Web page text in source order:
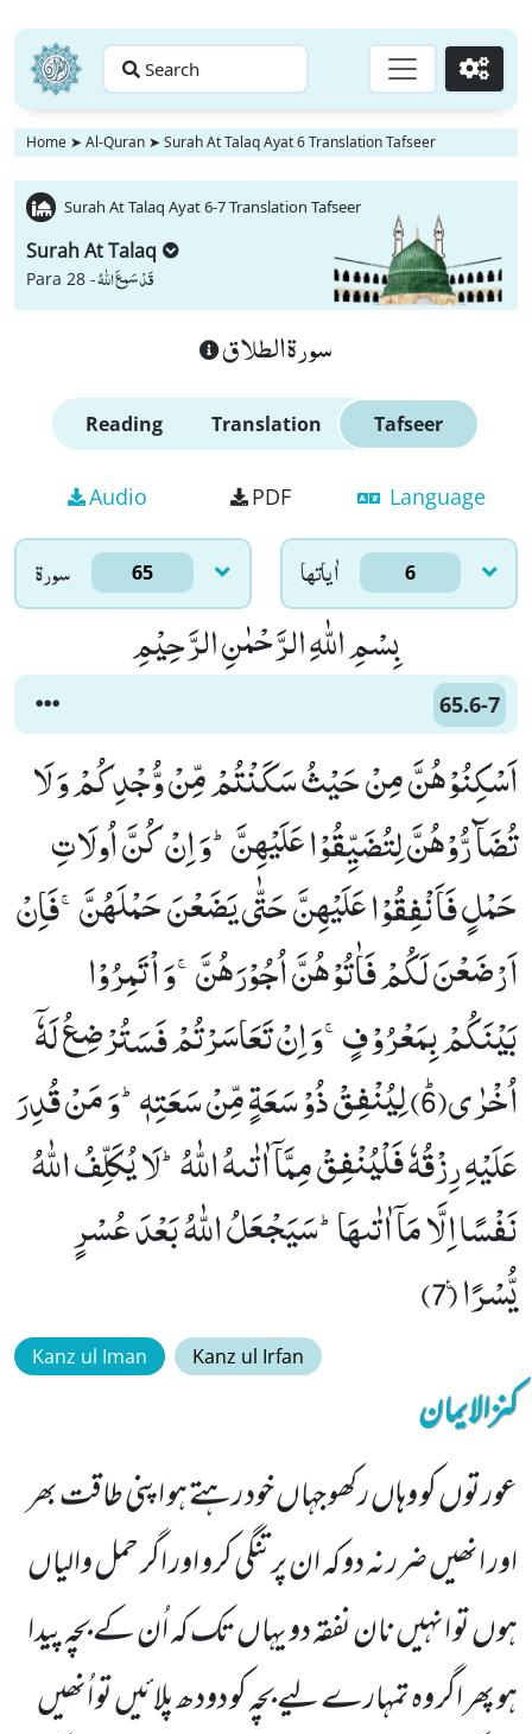
Search Go
Home ➤ Al-Quran ➤ Surah At Talaq Ayat 6 Translation Tafseer
Surah At Talaq Ayat 6-7 Translation Tafseer
Surah At Talaq
Para 28 -قَدْ سَمِعَ اللّٰهُ
سورة الطلاق
Reading Translation Tafseer
Audio PDF Language
سورۃ 65 اٰياتها 6
بِسْمِ اللّٰهِ الرَّحْمٰنِ الرَّحِیْمِ
65.6-7
اَسْكِنُوْهُنَّ مِنْ حَیْثُ سَكَنْتُمْ مِّنْ وُّجْدِكُمْ وَ لَا
تُضَآرُّوْهُنَّ لِتُضَیِّقُوْا عَلَیْهِنَّؕ-وَ اِنْ كُنَّ اُولَاتِ
حَمْلٍ فَاَنْفِقُوْا عَلَیْهِنَّ حَتّٰى یَضَعْنَ حَمْلَهُنَّۚ-فَاِنْ
اَرْضَعْنَ لَكُمْ فَاٰتُوْهُنَّ اُجُوْرَهُنَّۚ-وَ اْتَمِرُوْا
بَیْنَكُمْ بِمَعْرُوْفٍۚ-وَ اِنْ تَعَاسَرْتُمْ فَسَتُرْضِعُ لَهٗۤ
اُخْرٰىﭤ(6) لِیُنْفِقْ ذُوْ سَعَةٍ مِّنْ سَعَتِهٖؕ-وَ مَنْ قُدِرَ
عَلَیْهِ رِزْقُهٗ فَلْیُنْفِقْ مِمَّاۤ اٰتٰىهُ اللّٰهُؕ-لَا یُكَلِّفُ اللّٰهُ
نَفْسًا اِلَّا مَاۤ اٰتٰىهَاؕ-سَیَجْعَلُ اللّٰهُ بَعْدَ عُسْرٍ
یُّسْرًا۠ (7)
Kanz ul Iman Kanz ul Irfan
کنزالایمان
عورتوں کو وہاں رکھو جہاں خود رہتے ہو اپنی طاقت بھر
اور انھیں ضرر نہ دو کہ ان پر تنگی کرو اور اگر حمل والیاں
ہوں تو انہیں نان نفقہ دو یہاں تک کہ اُن کے بچہ پیدا
ہو پھر اگر وہ تمہارے لیے بچہ کو دودھ پلائیں تو اُنھیں